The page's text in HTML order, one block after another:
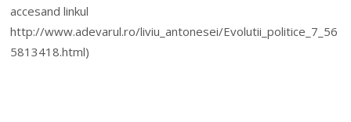
accesand linkul
http://www.adevarul.ro/liviu_antonesei/Evolutii_politice_7_56
5813418.html)